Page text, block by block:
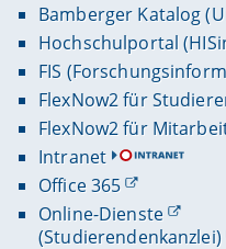
Bamberger Katalog
Hochschulportal
FIS
FlexNow2 für
FlexNow2 für
Intranet
Office 365
Online-Dienste
(Studierendenkanzlei)